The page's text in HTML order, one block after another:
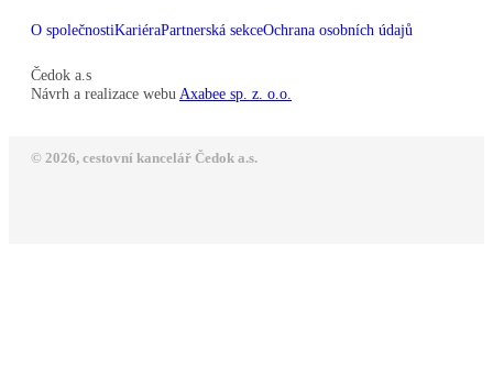
O společnostiKariéraPartnerská sekceOchrana osobních údajů
Čedok a.s
Návrh a realizace webu Axabee sp. z. o.o.
© 2026, cestovní kancelář Čedok a.s.